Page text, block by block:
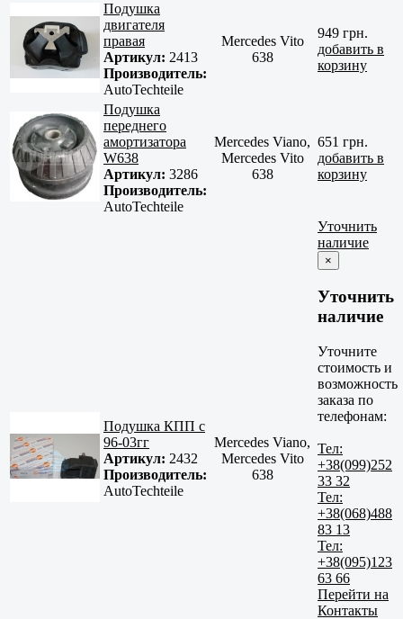
Подушка
двигателя
правая
Артикул: 2413
Производитель:
AutoTechteile
Mercedes Vito
638
949 грн.
добавить в
корзину
Подушка
переднего
амортизатора
W638
Артикул: 3286
Производитель:
AutoTechteile
Mercedes Viano,
Mercedes Vito
638
651 грн.
добавить в
корзину
Подушка КПП с
96-03гг
Артикул: 2432
Производитель:
AutoTechteile
Mercedes Viano,
Mercedes Vito
638
Уточнить
наличие
×
Уточнить
наличие
Уточните
стоимость и
возможность
заказа по
телефонам:
Тел:
+38(099)252
33 32
Тел:
+38(068)488
83 13
Тел:
+38(095)123
63 66
Перейти на
Контакты